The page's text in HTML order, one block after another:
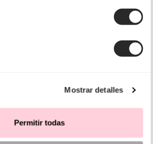
Mostrar detalles
Permitir todas
linha, que se renovam com decotes ilusão